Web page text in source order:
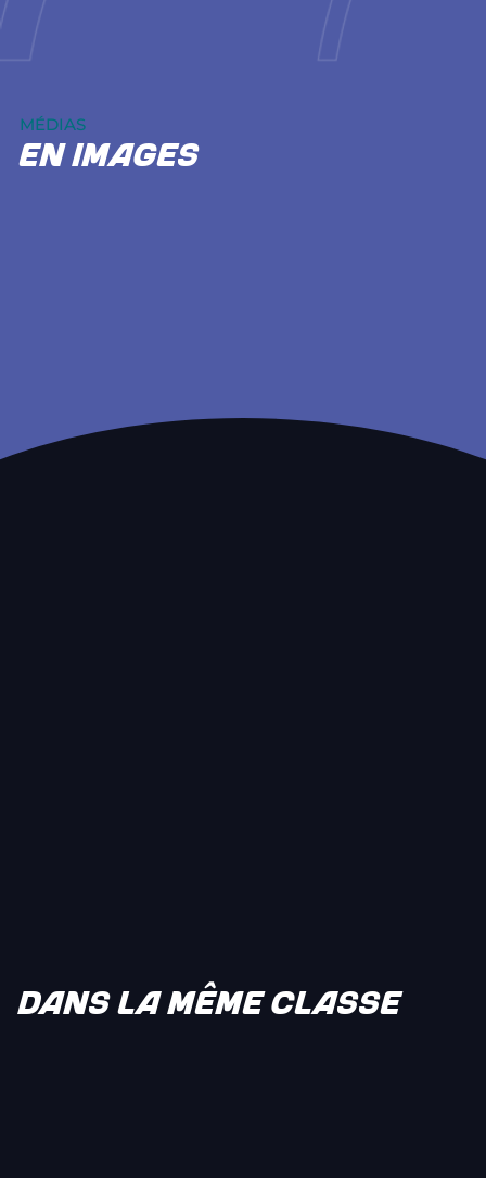
DANS LA MÊME CLASSE
MÉDIAS
En images